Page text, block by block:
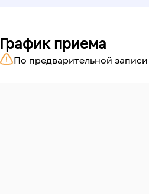
График приема
По предварительной записи